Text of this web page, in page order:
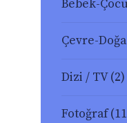
Bebek-
Çevre-Doğa
Dizi / TV(2)
Fotoğraf